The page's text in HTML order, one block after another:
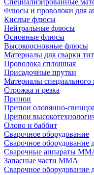
Специализированные
Флюсы и проволоки для
Кислые флюсы
Нейтральные флюсы
Основные флюсы
Высокоосновные флюсы
Материалы для сварки
Проволока сплошная
Присадочные прутки
Материалы специального
Строжка и резка
Припои
Припои оловянно-
Припои
Олово и баббит
Сварочное оборудование
Сварочное оборудование
Сварочные аппараты
Запасные части MMA
Сварочное оборудование